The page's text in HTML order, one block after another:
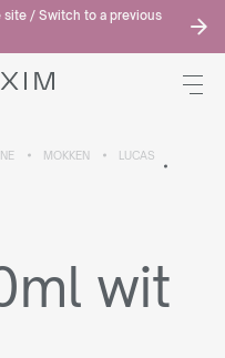
site / Switch to a previous
MOKKEN
LUCAS
wit